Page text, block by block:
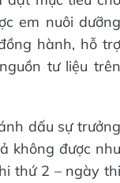
em nuôi dưỡng
hành, hỗ trợ
tư liệu trên
dấu sự trưởng
không được như
thứ 2 – ngày thi